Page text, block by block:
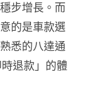
步增長。而
的是車款選
悉的八達通
退款」的體